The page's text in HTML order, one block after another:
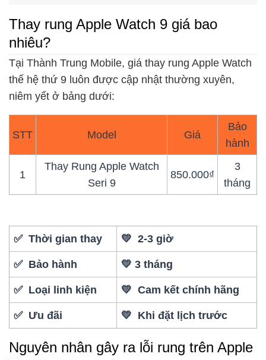
Thay rung Apple Watch 9 giá bao
nhiêu?
Tại Thành Trung Mobile, giá thay rung Apple Watch
thế hệ thứ 9 luôn được cập nhật thường xuyên,
niêm yết ở bảng dưới:
STT Model Giá
Bảo
hành
1
Thay Rung Apple Watch
Seri 9
850.000₫
3
tháng
✅ Thời gian thay 💛 2-3 giờ
✅ Bảo hành 💛 3 tháng
✅ Loại linh kiện 💛 Cam kết chính hãng
✅ Ưu đãi 💛 Khi đặt lịch trước
Nguyên nhân gây ra lỗi rung trên Apple